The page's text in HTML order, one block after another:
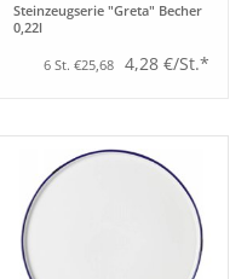
Steinzeugserie "Greta" Becher
0,22l
6 St. €25,68 4,28 €/St.*